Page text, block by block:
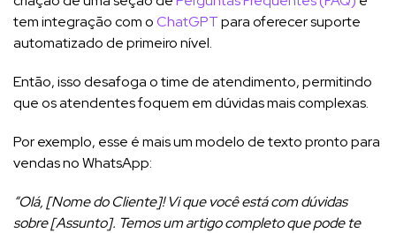
tem integração com oChatGPTpara oferecer suporte
automatizado de primeiro nível.
Então, isso desafoga o time de atendimento, permitindo
que os atendentes foquem em dúvidas mais complexas.
Por exemplo, esse é mais um modelo de texto pronto para
vendas no WhatsApp:
“Olá, [Nome do Cliente]! Vi que você está com dúvidas
sobre [Assunto]. Temos um artigo completo que pode te